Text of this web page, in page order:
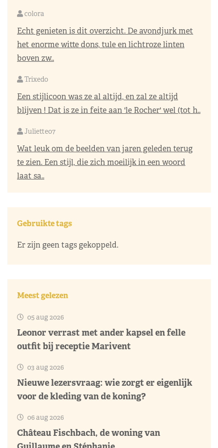
colora
Echt genieten is dit overzicht. De avondjurk met
het enorme witte dons, tule en lichtroze linten
boven zw..
Trixedo
Een stijlicoon was ze al altijd, en zal ze altijd
blijven ! Dat is ze in feite aan 'le Rocher' wel (tot h..
Juliette07
Wat leuk om de beelden van jaren geleden terug
te zien. Een stijl, die zich moeilijk in een woord
laat sa..
Gebruikte tags
Er zijn geen tags gekoppeld.
Meest gelezen
05 aug 2026
Leonor verrast met ander kapsel en felle
outfit bij receptie Marivent
03 aug 2026
Nieuwe lezersvraag: wie zorgt er eigenlijk
voor de kleding van de koning?
06 aug 2026
Château Fischbach, de woning van